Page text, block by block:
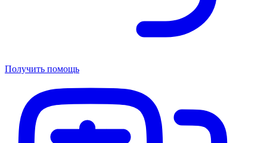
Получить помощь